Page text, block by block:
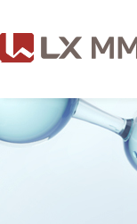
본문가기